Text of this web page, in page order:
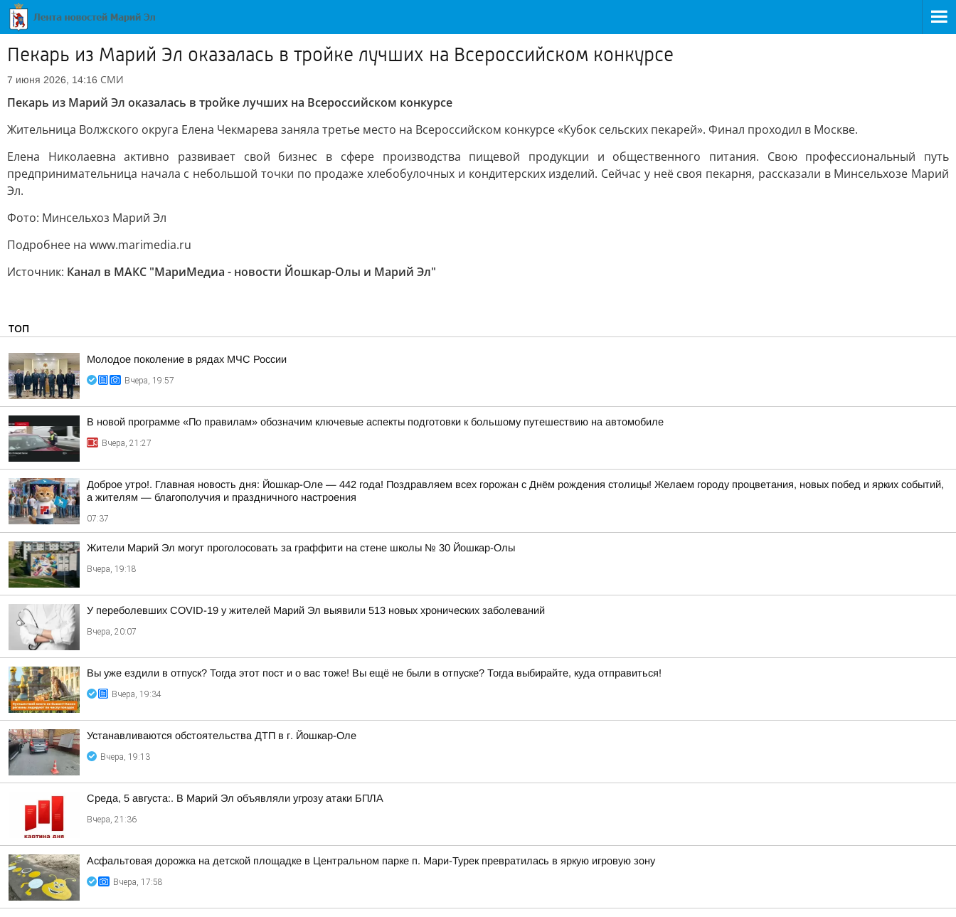
Пекарь из Марий Эл оказалась в тройке лучших на Всероссийском конкурсе
7 июня 2026, 14:16 СМИ
Пекарь из Марий Эл оказалась в тройке лучших на Всероссийском конкурсе
Жительница Волжского округа Елена Чекмарева заняла третье место на Всероссийском конкурсе «Кубок сельских пекарей». Финал проходил в Москве.
Елена Николаевна активно развивает свой бизнес в сфере производства пищевой продукции и общественного питания. Свою профессиональный путь
предпринимательница начала с небольшой точки по продаже хлебобулочных и кондитерских изделий. Сейчас у неё своя пекарня, рассказали в Минсельхозе Марий
Эл.
Фото: Минсельхоз Марий Эл
Подробнее на www.marimedia.ru
Источник: Канал в МАКС "МариМедиа - новости Йошкар-Олы и Марий Эл"
ТОП
Молодое поколение в рядах МЧС России
Вчера, 19:57
В новой программе «По правилам» обозначим ключевые аспекты подготовки к большому путешествию на автомобиле
Вчера, 21:27
Доброе утро!. Главная новость дня: Йошкар-Оле — 442 года! Поздравляем всех горожан с Днём рождения столицы! Желаем городу процветания, новых побед и ярких событий,
а жителям — благополучия и праздничного настроения
07:37
Жители Марий Эл могут проголосовать за граффити на стене школы № 30 Йошкар-Олы
Вчера, 19:18
У переболевших COVID-19 у жителей Марий Эл выявили 513 новых хронических заболеваний
Вчера, 20:07
Вы уже ездили в отпуск? Тогда этот пост и о вас тоже! Вы ещё не были в отпуске? Тогда выбирайте, куда отправиться!
Вчера, 19:34
Устанавливаются обстоятельства ДТП в г. Йошкар-Оле
Вчера, 19:13
Среда, 5 августа:. В Марий Эл объявляли угрозу атаки БПЛА
Вчера, 21:36
Асфальтовая дорожка на детской площадке в Центральном парке п. Мари-Турек превратилась в яркую игровую зону
Вчера, 17:58